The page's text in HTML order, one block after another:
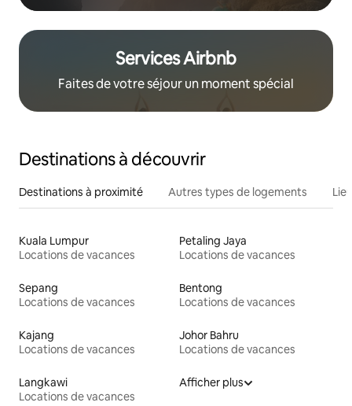
Services Airbnb
Faites de votre séjour un moment spécial
Destinations à découvrir
Destinations à proximité Autres types de logements
Kuala Lumpur
Locations de vacances
Petaling Jaya
Locations de vacances
Sepang
Locations de vacances
Bentong
Locations de vacances
Kajang
Locations de vacances
Johor Bahru
Locations de vacances
Langkawi
Locations de vacances
Afficher plus